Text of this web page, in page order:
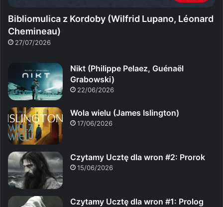
Bibliomulica z Kordoby (Wilfrid Lupano, Léonard
Chemineau)
27/07/2026
Nikt (Philippe Pelaez, Guénaël
Grabowski)
22/06/2026
Wola wielu (James Islington)
17/06/2026
Czytamy Ucztę dla wron #2: Prorok
15/06/2026
Czytamy Ucztę dla wron #1: Prolog